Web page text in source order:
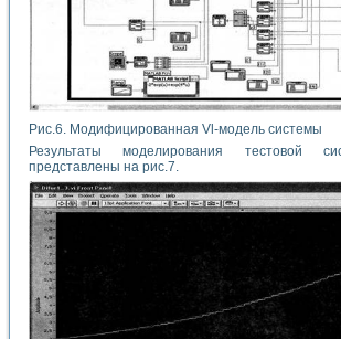
Рис.6. Модифицированная Vl-модель системы
Результаты моделирования тестовой
представлены на рис.7.